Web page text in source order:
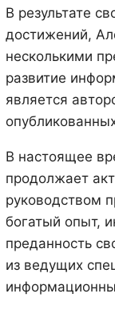
В результате
достижений,
несколькими
развитие
является
В настоящее
продолжает
руководством
богатый опыт,
преданность
из ведущих